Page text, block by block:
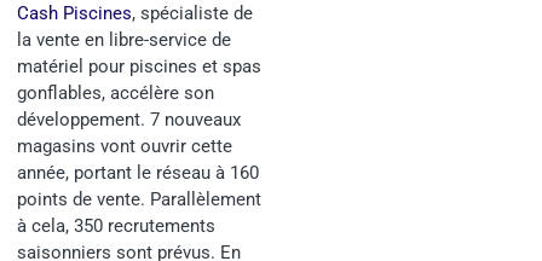
Cash Piscines, spécialiste de
la vente en libre-service de
matériel pour piscines et spas
gonflables, accélère son
développement. 7 nouveaux
magasins vont ouvrir cette
année, portant le réseau à 160
points de vente. Parallèlement
à cela, 350 recrutements
saisonniers sont prévus. En